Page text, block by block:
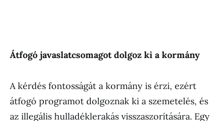
Átfogó javaslatcsomagot dolgoz ki a kormány
A kérdés fontosságát a kormány is érzi, ezért
átfogó programot dolgoznak ki a szemetelés, és
az illegális hulladéklerakás visszaszorítására. Egy